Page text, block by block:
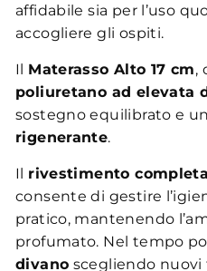
affidabile sia per l’uso
accogliere gli ospiti.
Il Materasso Alto 17 cm,
poliuretano ad elevata
sostegno equilibrato e un
rigenerante.
Il rivestimento
consente di gestire
pratico, mantenendo
profumato. Nel tempo
divano scegliendo nuovi